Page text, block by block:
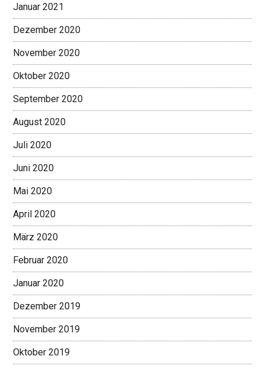
Januar 2021
Dezember 2020
November 2020
Oktober 2020
September 2020
August 2020
Juli 2020
Juni 2020
Mai 2020
April 2020
März 2020
Februar 2020
Januar 2020
Dezember 2019
November 2019
Oktober 2019